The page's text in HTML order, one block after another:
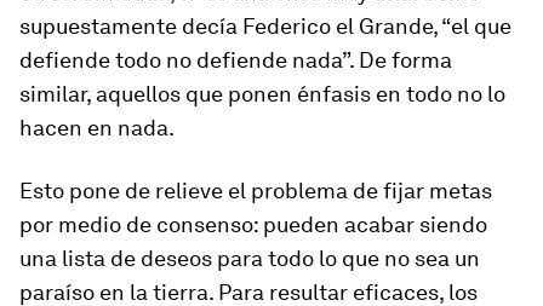
supuestamente decía Federico el Grande, “el que
defiende todo no defiende nada”. De forma
similar, aquellos que ponen énfasis en todo no lo
hacen en nada.
Esto pone de relieve el problema de fijar metas
por medio de consenso: pueden acabar siendo
una lista de deseos para todo lo que no sea un
paraíso en la tierra. Para resultar eficaces, los